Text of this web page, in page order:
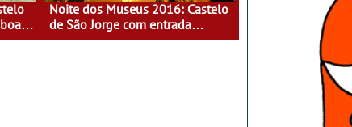
Noite dos Museus 2016: Castelo
de São Jorge com entrada
gratuita